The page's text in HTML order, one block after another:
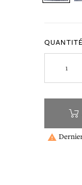
QUANTITÉ
